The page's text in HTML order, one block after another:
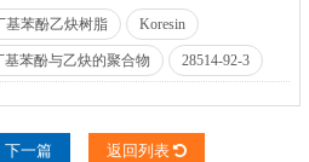
基苯酚乙炔树脂 Koresin
基苯酚与乙炔的聚合物 28514-92-3
下一篇 返回列表